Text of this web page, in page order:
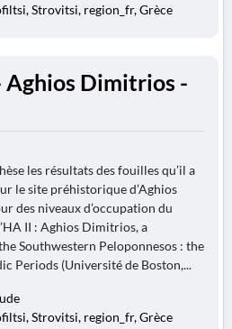
Strovitsi, region_fr, Grèce
Aghios Dimitrios -
les résultats des fouilles qu’il a
le site préhistorique d’Aghios
des niveaux d’occupation du
II : Aghios Dimitrios, a
Southwestern Peloponnesos : the
Periods (Université de Boston,...
Strovitsi, region_fr, Grèce